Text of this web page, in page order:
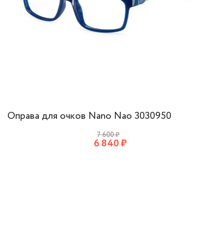
Оправа для очков Nano Nao 3030950
7 600₽
6 840₽